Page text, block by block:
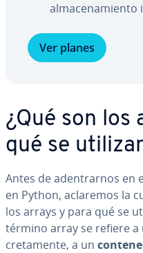
al­ma­ce­na­mie­n­to
Ver planes
¿Qué son los
qué se
Antes de ade­n­trar­nos en
en Python, aclaremos la
los arrays y para qué se
término array se refiere
cre­ta­me­n­te, a un